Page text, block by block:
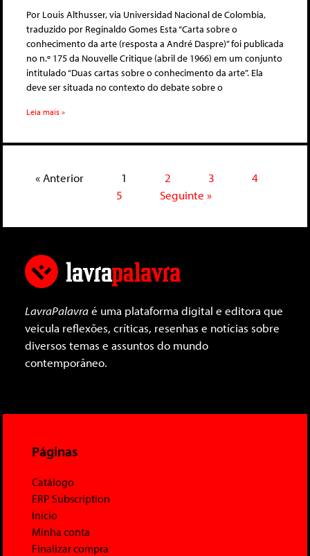
Por Louis Althusser, via Universidad Nacional de Colombia,
traduzido por Reginaldo Gomes Esta “Carta sobre o
conhecimento da arte (resposta a André Daspre)” foi publicada
no n.º 175 da Nouvelle Critique (abril de 1966) em um conjunto
intitulado “Duas cartas sobre o conhecimento da arte”. Ela
deve ser situada no contexto do debate sobre o
Leia mais »
« Anterior 1 2 3
4
5
Seguinte »
LavraPalavraé uma plataforma digital e editora que
veicula reflexões, críticas, resenhas e notícias sobre
diversos temas e assuntos do mundo
contemporâneo.
Páginas
Catálogo
ERP Subscription
Início
Minha conta
Finalizar compra